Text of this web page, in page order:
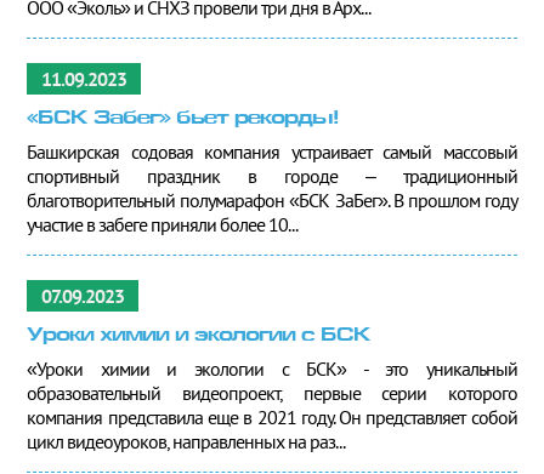
ООО «Эколь» и СНХЗ провели три дня в Арх...
11.09.2023
«БСК Забег» бьет рекорды!
Башкирская содовая компания устраивает самый массовый
спортивный праздник в городе – традиционный
благотворительный полумарафон «БСК ЗаБег». В прошлом году
участие в забеге приняли более 10...
07.09.2023
Уроки химии и экологии с БСК
«Уроки химии и экологии с БСК» - это уникальный
образовательный видеопроект, первые серии которого
компания представила еще в 2021 году. Он представляет собой
цикл видеоуроков, направленных на раз...